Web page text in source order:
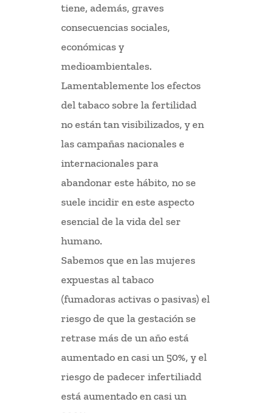
tiene, además, graves
consecuencias sociales,
económicas y
medioambientales.
Lamentablemente los efectos
del tabaco sobre la fertilidad
no están tan visibilizados, y en
las campañas nacionales e
internacionales para
abandonar este hábito, no se
suele incidir en este aspecto
esencial de la vida del ser
humano.
Sabemos que en las mujeres
expuestas al tabaco
(fumadoras activas o pasivas) el
riesgo de que la gestación se
retrase más de un año está
aumentado en casi un 50%, y el
riesgo de padecer infertiliadd
está aumentado en casi un